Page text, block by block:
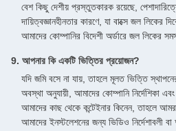
বেশ কিছু দেশীয় প্রস্তুতকারক রয়েছে,
দায়িত্বজ্ঞানহীনতার কারণে, যা বাক্সে জল লিকের
আমাদের কোম্পানির বিদেশী অর্ডারে জল লিকের
9. আপনার কি একটি ভিত্তির প্রয়োজন?
যদি জমি বসে না যায়, তাহলে মূলত ভিত্তি
অবস্থা অনুযায়ী, আমাদের কোম্পানি নির্দেশিকা
আমাদের কাছ থেকে কন্টেইনার কিনেন, তাহলে
আমাদের ইনস্টলেশনের জন্য ভিডিও নির্দেশাবলী বা